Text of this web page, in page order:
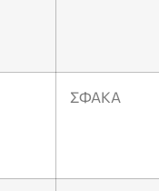
ΣΦΑΚΑ